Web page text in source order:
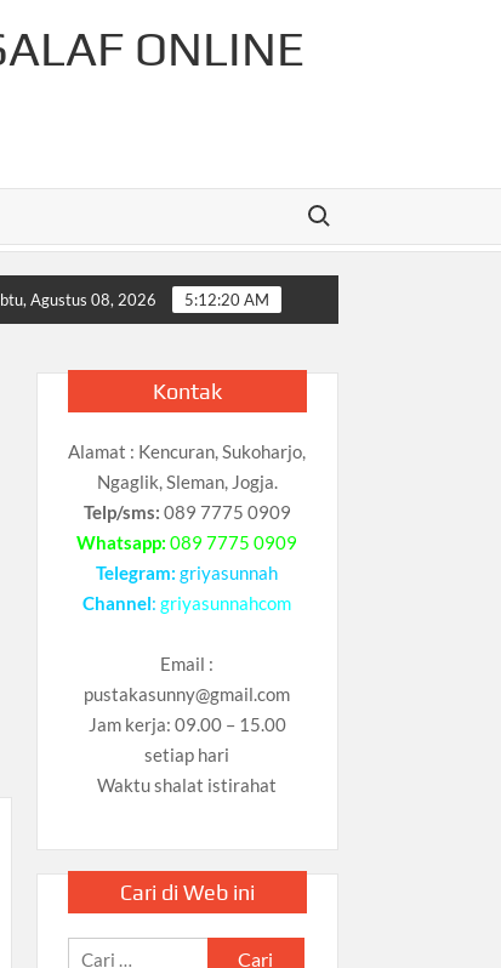
ONLINE
Search for:
Cahaya Tauhid Press
Agustus 08, 2026 5:12:21 AM
Kontak
Alamat : Kencuran, Sukoharjo,
Ngaglik, Sleman, Jogja.
Telp/sms: 089 7775 0909
Whatsapp: 089 7775 0909
Telegram:griyasunnah
Channel:griyasunnahcom
Email :
pustakasunny@gmail.com
Jam kerja: 09.00 – 15.00
setiap hari
Waktu shalat istirahat
Cari di Web ini
Cari